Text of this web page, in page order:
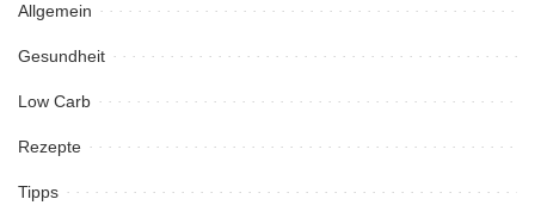
Allgemein
Gesundheit
Low Carb
Rezepte
Tipps